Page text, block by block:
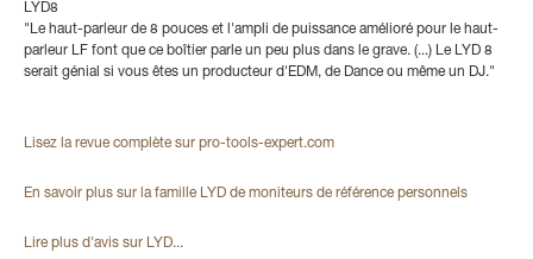
LYD8
"Le haut-parleur de 8 pouces et l'ampli de puissance amélioré pour le haut-
parleur LF font que ce boîtier parle un peu plus dans le grave. (...) Le LYD 8
serait génial si vous êtes un producteur d'EDM, de Dance ou même un DJ."
Lisez la revue complète sur pro-tools-expert.com
En savoir plus sur la famille LYD de moniteurs de référence personnels
Lire plus d'avis sur LYD...